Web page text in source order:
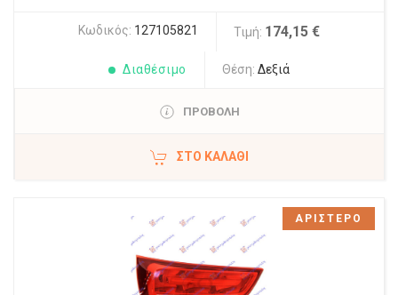
Κωδικός: 127105821 Τιμή: 174,15 €
Διαθέσιμο Θέση: Δεξιά
ΠΡΟΒΟΛΗ
ΣΤΟ ΚΑΛΆΘΙ
ΑΡΙΣΤΕΡΟ